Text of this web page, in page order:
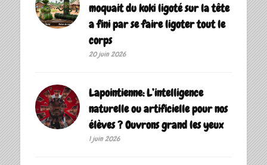
moquait du koki ligoté sur la tête
a fini par se faire ligoter tout le
corps
20 juin 2026
Lapointienne: L’intelligence
naturelle ou artificielle pour nos
élèves ? Ouvrons grand les yeux
1 juin 2026